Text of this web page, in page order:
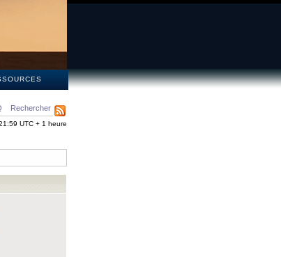
Rechercher
UTC + 1 heure